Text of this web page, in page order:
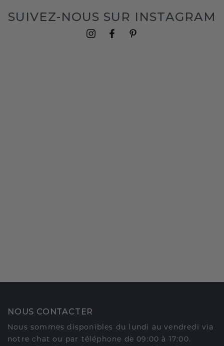
SUIVEZ-NOUS SUR INSTAGRAM
NOUS CONTACTER
Nous sommes disponibles du lundi au vendredi via
notre chat ou par téléphone de 09:00 à 17:00.